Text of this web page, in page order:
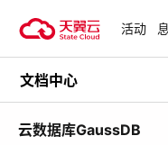
试用，产品折
活动
文档中心
云数据库GaussDB